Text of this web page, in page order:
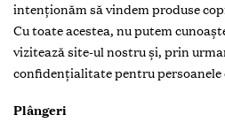
intenționăm să vindem produse
Cu toate acestea, nu putem
vizitează site-ul nostru și, prin
confidențialitate pentru persoanele
Plângeri